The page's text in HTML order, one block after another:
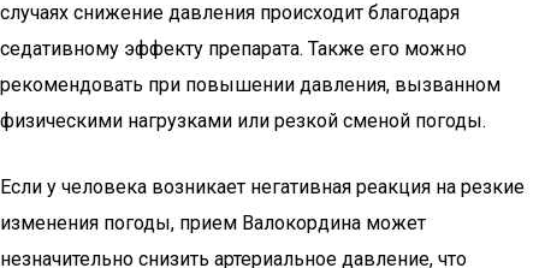
случаях снижение давления происходит благодаря
седативному эффекту препарата. Также его можно
рекомендовать при повышении давления, вызванном
физическими нагрузками или резкой сменой погоды.
Если у человека возникает негативная реакция на резкие
изменения погоды, прием Валокордина может
незначительно снизить артериальное давление, что